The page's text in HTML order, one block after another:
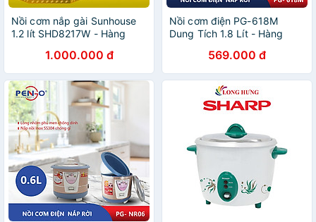
Nồi cơm nắp gài Sunhouse
1.2 lít SHD8217W - Hàng
1.000.000 đ
Nồi cơm điện PG-618M
Dung Tích 1.8 Lít - Hàng
569.000 đ